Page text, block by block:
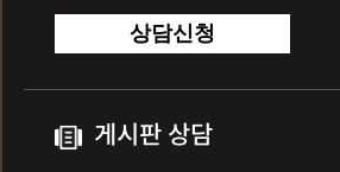
상담신청
게시판 상담